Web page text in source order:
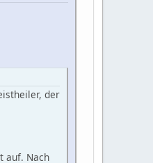
der
auf. Nach